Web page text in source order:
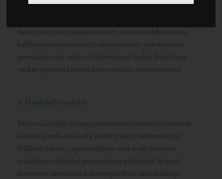
postaukseni neuvojen avulla.
Saat syventyä kirjoituksessani mm. itsestä huolehtimiseen,
hallittuun kuluttamiseen ja sijoittamiseen; yksinkertaisia
perusasioita siis, mutta yksinkertaisuus luokin firetyksessä
vankan perustan kovienkin tavoitteiden saavuttamiseen!
1. Huolehdi itsestäsi
Monet taloudellista riippumattomuutta tavoittelevat elävät
liiankin kovalla sykkeellä; pitkät työajat, riittämätön tai
liiallinen liikunta, epäterveellinen ruokavalio ja hyvien
sosiaalisten suhteiden puuttuminen aiheuttavat helposti
burnoutin tai muita ikäviä terveydellisiä, taloudellisia ja